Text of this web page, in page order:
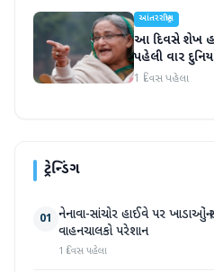
આંતરરાષ્ટ્રીય
આ દિવસે શેખ
પહેલી વાર
1 દિવસ પહેલા
ટ્રેન્ડિંગ
01 નેનાવા-સાંચોર હાઈવે પર ખાડાઓનું
વાહનચાલકો પરેશાન
1 દિવસ પહેલા